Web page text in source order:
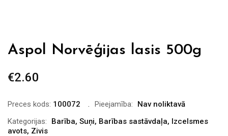
Aspol Norvēģijas lasis 500g
€2.60
Preces kods: 100072 Pieejamība:
Nav noliktavā
Kategorijas:
Barība, Suņi, Barības sastāvdaļa, Izcelsmes
avots, Zivis